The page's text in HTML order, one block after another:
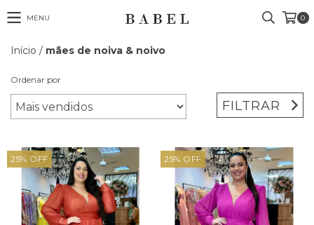
MENU 0
Início / mães de noiva & noivo
Ordenar por
FILTRAR
25% OFF 25% OFF